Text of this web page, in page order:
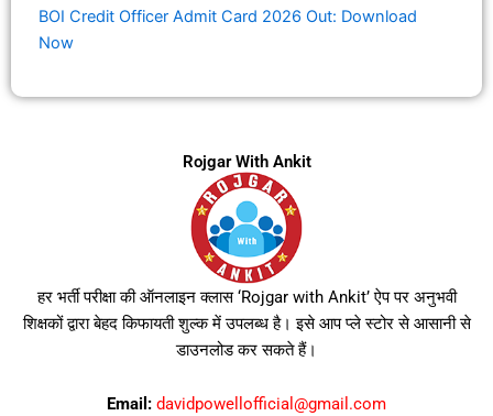
BOI Credit Officer Admit Card 2026 Out: Download
Now
Rojgar With Ankit
हर भर्ती परीक्षा की ऑनलाइन क्लास ‘Rojgar with Ankit’ ऐप पर अनुभवी
शिक्षकों द्वारा बेहद किफायती शुल्क में उपलब्ध है। इसे आप प्ले स्टोर से आसानी से
डाउनलोड कर सकते हैं।
Email: davidpowellofficial@gmail.com